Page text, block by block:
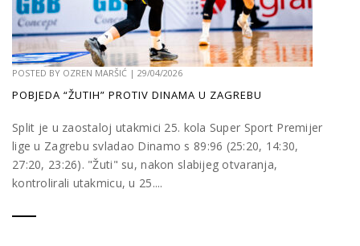
POSTED BY OZREN MARŠIĆ | 29/04/2026
POBJEDA “ŽUTIH” PROTIV DINAMA U ZAGREBU
Split je u zaostaloj utakmici 25. kola Super Sport Premijer
lige u Zagrebu svladao Dinamo s 89:96 (25:20, 14:30,
27:20, 23:26). "Žuti" su, nakon slabijeg otvaranja,
kontrolirali utakmicu, u 25....